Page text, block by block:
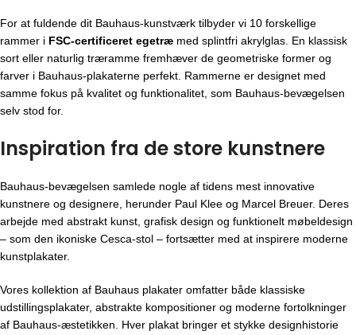
For at fuldende dit Bauhaus-kunstværk tilbyder vi 10 forskellige
rammer i FSC-certificeret egetræ med splintfri akrylglas. En klassisk
sort eller naturlig træramme fremhæver de geometriske former og
farver i Bauhaus-plakaterne perfekt. Rammerne er designet med
samme fokus på kvalitet og funktionalitet, som Bauhaus-bevægelsen
selv stod for.
Inspiration fra de store kunstnere
Bauhaus-bevægelsen samlede nogle af tidens mest innovative
kunstnere og designere, herunder Paul Klee og Marcel Breuer. Deres
arbejde med abstrakt kunst, grafisk design og funktionelt møbeldesign
– som den ikoniske Cesca-stol – fortsætter med at inspirere moderne
kunstplakater.
Vores kollektion af Bauhaus plakater omfatter både klassiske
udstillingsplakater, abstrakte kompositioner og moderne fortolkninger
af Bauhaus-æstetikken. Hver plakat bringer et stykke designhistorie